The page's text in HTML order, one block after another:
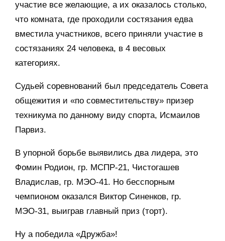
участие все желающие, а их оказалось столько,
что комната, где проходили состязания едва
вместила участников, всего приняли участие в
состязаниях 24 человека, в 4 весовых
категориях.
Судьей соревнований был председатель Совета
общежития и «по совместительству» призер
техникума по данному виду спорта, Исмаилов
Парвиз.
В упорной борьбе выявились два лидера, это
Фомин Родион, гр. МСПР-21, Чистогашев
Владислав, гр. МЭО-41. Но бесспорным
чемпионом оказался Виктор Синенков, гр.
МЭО-31, выиграв главный приз (торт).
Ну а победила «Дружба»!